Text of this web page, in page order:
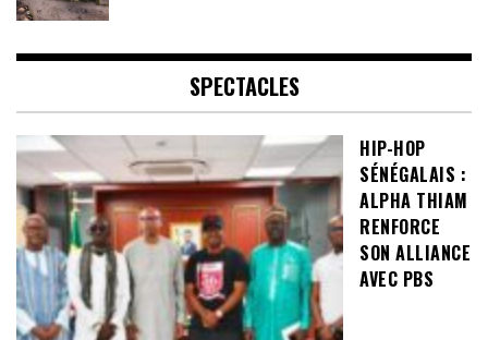
SPECTACLES
HIP-HOP
SÉNÉGALAIS :
ALPHA THIAM
RENFORCE
SON ALLIANCE
AVEC PBS